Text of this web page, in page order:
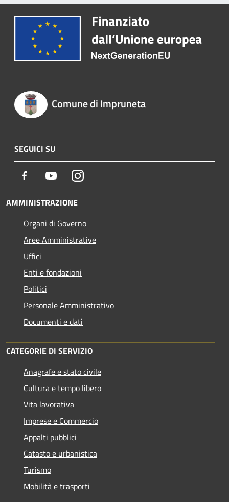
Comune di Impruneta
SEGUICI SU
Facebook YoutubeInstagram
AMMINISTRAZIONE
Organi di Governo
Aree Amministrative
Uffici
Enti e fondazioni
Politici
Personale Amministrativo
Documenti e dati
CATEGORIE DI SERVIZIO
Anagrafe e stato civile
Cultura e tempo libero
Vita lavorativa
Imprese e Commercio
Appalti pubblici
Catasto e urbanistica
Turismo
Mobilità e trasporti